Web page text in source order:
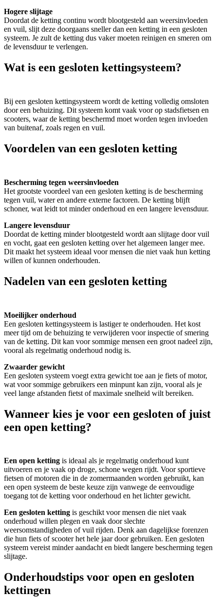
Hogere slijtage
Doordat de ketting continu wordt blootgesteld aan weersinvloeden
en vuil, slijt deze doorgaans sneller dan een ketting in een gesloten
systeem. Je zult de ketting dus vaker moeten reinigen en smeren om
de levensduur te verlengen.
Wat is een gesloten kettingsysteem?
Bij een gesloten kettingsysteem wordt de ketting volledig omsloten
door een behuizing. Dit systeem komt vaak voor op stadsfietsen en
scooters, waar de ketting beschermd moet worden tegen invloeden
van buitenaf, zoals regen en vuil.
Voordelen van een gesloten ketting
Bescherming tegen weersinvloeden
Het grootste voordeel van een gesloten ketting is de bescherming
tegen vuil, water en andere externe factoren. De ketting blijft
schoner, wat leidt tot minder onderhoud en een langere levensduur.
Langere levensduur
Doordat de ketting minder blootgesteld wordt aan slijtage door vuil
en vocht, gaat een gesloten ketting over het algemeen langer mee.
Dit maakt het systeem ideaal voor mensen die niet vaak hun ketting
willen of kunnen onderhouden.
Nadelen van een gesloten ketting
Moeilijker onderhoud
Een gesloten kettingsysteem is lastiger te onderhouden. Het kost
meer tijd om de behuizing te verwijderen voor inspectie of smering
van de ketting. Dit kan voor sommige mensen een groot nadeel zijn,
vooral als regelmatig onderhoud nodig is.
Zwaarder gewicht
Een gesloten systeem voegt extra gewicht toe aan je fiets of motor,
wat voor sommige gebruikers een minpunt kan zijn, vooral als je
veel lange afstanden fietst of maximale snelheid wilt bereiken.
Wanneer kies je voor een gesloten of juist
een open ketting?
Een open ketting is ideaal als je regelmatig onderhoud kunt
uitvoeren en je vaak op droge, schone wegen rijdt. Voor sportieve
fietsen of motoren die in de zomermaanden worden gebruikt, kan
een open systeem de beste keuze zijn vanwege de eenvoudige
toegang tot de ketting voor onderhoud en het lichter gewicht.
Een gesloten ketting is geschikt voor mensen die niet vaak
onderhoud willen plegen en vaak door slechte
weersomstandigheden of vuil rijden. Denk aan dagelijkse forenzen
die hun fiets of scooter het hele jaar door gebruiken. Een gesloten
systeem vereist minder aandacht en biedt langere bescherming tegen
slijtage.
Onderhoudstips voor open en gesloten
kettingen